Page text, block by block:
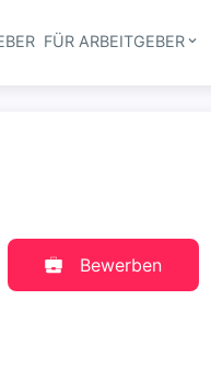
FÜR ARBEITGEBER
Bewerben